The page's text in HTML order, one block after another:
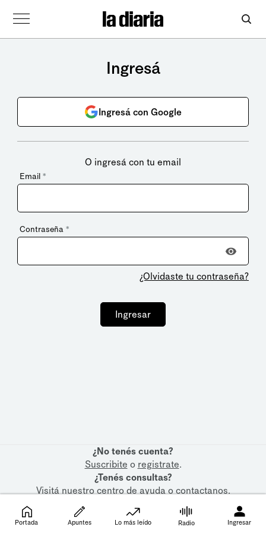
Ingresá
Ingresá con Google
O ingresá con tu email
Email *
Contraseña *
¿Olvidaste tu contraseña?
Ingresar
¿No tenés cuenta?
Suscribite o registrate.
¿Tenés consultas?
Visitá nuestrocentro de ayudaocontactanos.
Portada Apuntes Lo más leído Radio Ingresar